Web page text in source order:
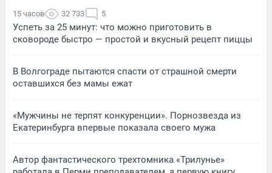
15 часов 32 733 5
Успеть за 25 минут: что можно приготовить в
сковороде быстро — простой и вкусный рецепт пиццы
В Волгограде пытаются спасти от страшной смерти
оставшихся без мамы ежат
«Мужчины не терпят конкуренции». Порнозвезда из
Екатеринбурга впервые показала своего мужа
Автор фантастического трехтомника «Трилунье»